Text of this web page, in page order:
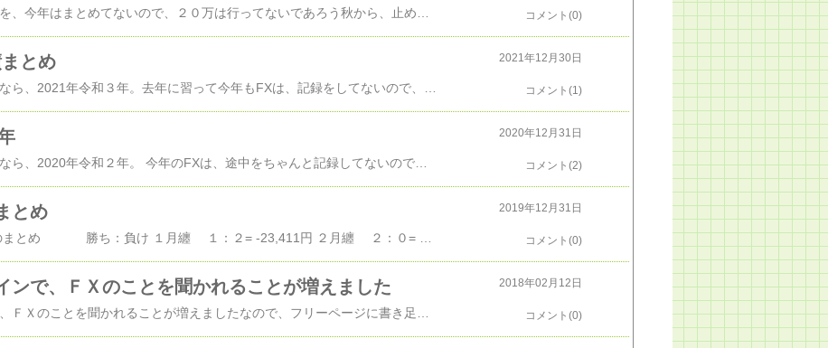
コメント(0)
とめ 2021年12月30日
コメント(1)
お疲れさま、さようなら、2020年令和２年。 今年のFXは、途中をちゃんと記録してないので、よく分からんが 15万ほど勝っているようです。 ちゃんと記録しない方が良く勝ってたって、また反教科書的なww 記録がないので語ることもないけど 来年が良い年でありますように(-人-)
2020年12月31日
コメント(2)
とめ 2019年12月31日
コメント(0)
ンで、ＦＸのことを聞かれることが増えました 2018年02月12日
コメント(0)